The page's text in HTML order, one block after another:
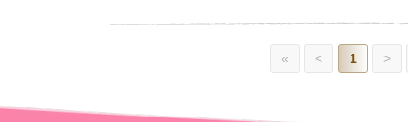
« < 1 >